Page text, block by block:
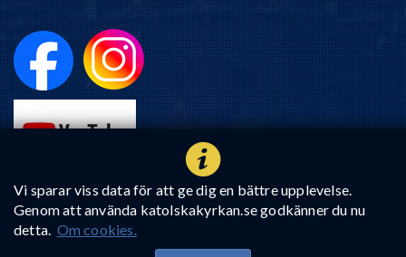
Vi sparar viss data för att ge dig en bättre upplevelse.
Genom att använda katolskakyrkan.se godkänner du nu
detta. Om cookies.